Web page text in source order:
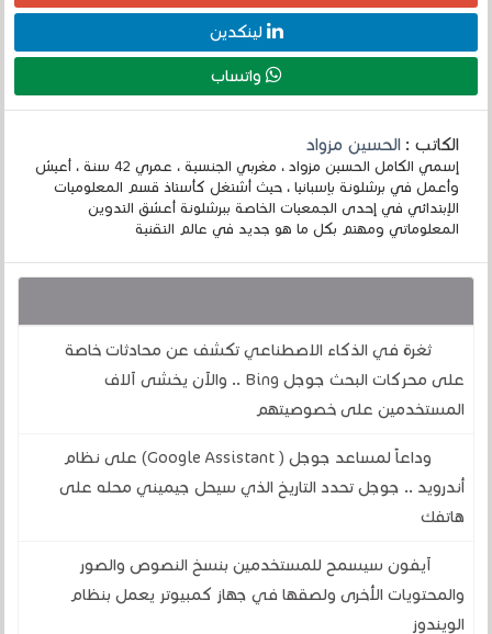
لينكدين
واتساب
الكاتب :الحسين مزواد
إسمي الكامل الحسين مزواد ، مغربي الجنسية ، عمري 42 سنة ، أعيش
وأعمل في برشلونة بإسبانيا ، حيث أشتغل كأستاذ قسم المعلوميات
الإبتدائي في إحدى الجمعيات الخاصة ببرشلونة أعشق التدوين
المعلوماتي ومهتم بكل ما هو جديد في عالم التقنية
ثغرة في الذكاء الاصطناعي تكشف عن محادثات خاصة
على محركات البحث جوجل Bing .. والآن يخشى آلاف
المستخدمين على خصوصيتهم
وداعاً لمساعد جوجل ( Google Assistant) على نظام
أندرويد .. جوجل تحدد التاريخ الذي سيحل جيميني محله على
هاتفك
آيفون سيسمح للمستخدمين بنسخ النصوص والصور
والمحتويات الأخرى ولصقها في جهاز كمبيوتر يعمل بنظام
الويندوز